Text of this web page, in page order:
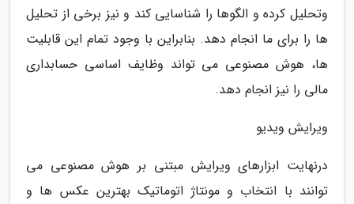
وتحلیل کرده و الگوها را شناسایی کند و نیز برخی از تحلیل
ها را برای ما انجام دهد. بنابراین با وجود تمام این قابلیت
ها، هوش مصنوعی می تواند وظایف اساسی حسابداری
مالی را نیز انجام دهد.
ویرایش ویدیو
درنهایت ابزارهای ویرایش مبتنی بر هوش مصنوعی می
توانند با انتخاب و مونتاژ اتوماتیک بهترین عکس ها و